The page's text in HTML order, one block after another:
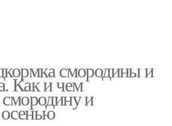
смородины и
Как и чем
и